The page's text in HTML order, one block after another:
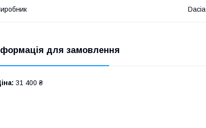
Dacia
для замовлення
31 400 ₴